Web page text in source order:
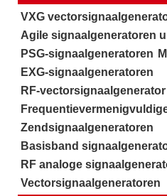
VXG
Agile signaalgeneratoren
PSG-signaalgeneratoren
EXG-signaalgeneratoren
RF-vectorsignaalgenerator
Zendsignaalgeneratoren
Basisband
RF analoge
Vectorsignaalgeneratoren